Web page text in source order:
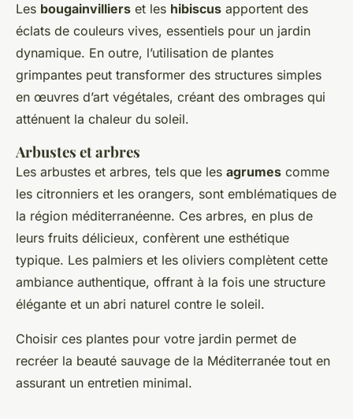
Les bougainvilliers et les hibiscus apportent des
éclats de couleurs vives, essentiels pour un jardin
dynamique. En outre, l’utilisation de plantes
grimpantes peut transformer des structures simples
en œuvres d’art végétales, créant des ombrages qui
atténuent la chaleur du soleil.
Arbustes et arbres
Les arbustes et arbres, tels que les agrumes comme
les citronniers et les orangers, sont emblématiques de
la région méditerranéenne. Ces arbres, en plus de
leurs fruits délicieux, confèrent une esthétique
typique. Les palmiers et les oliviers complètent cette
ambiance authentique, offrant à la fois une structure
élégante et un abri naturel contre le soleil.
Choisir ces plantes pour votre jardin permet de
recréer la beauté sauvage de la Méditerranée tout en
assurant un entretien minimal.